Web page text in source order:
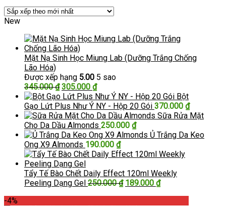
New
Mặt Nạ Sinh Học Miung Lab (Dưỡng Trắng Chống
Lão Hóa)
Được xếp hạng 5.00 5 sao
345.000₫ Giá
gốc
là:
345.000 ₫.
305.000 ₫Giá
hiện
tại
là:
305.000 ₫.
Bột
Gạo Lứt Plus Như Ý NY - Hộp 20 Gói 370.000 ₫
Sữa Rửa Mặt
Cho Da Dầu Almonds 250.000 ₫
Ủ Trắng Da Keo
Ong X9 Almonds 190.000 ₫
Tẩy Tế Bào Chết Daily Effect 120ml Weekly
Peeling Dạng Gel 250.000₫ Giá
189.000 ₫Giá
-4%